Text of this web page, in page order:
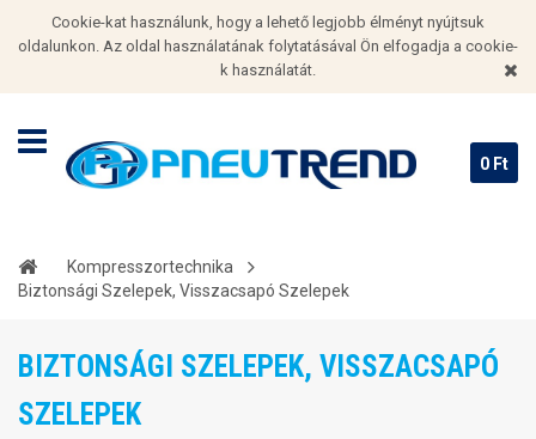
Cookie-kat használunk, hogy a lehető legjobb élményt nyújtsuk
oldalunkon. Az oldal használatának folytatásával Ön elfogadja a cookie-
k használatát.
0 Ft‎
Kompresszortechnika
Biztonsági Szelepek, Visszacsapó Szelepek
BIZTONSÁGI SZELEPEK, VISSZACSAPÓ
SZELEPEK